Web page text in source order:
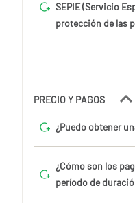
SEPIE (Servicio
protección de las
PRECIO Y PAGOS
¿Puedo obtener
¿Cómo son los
período de